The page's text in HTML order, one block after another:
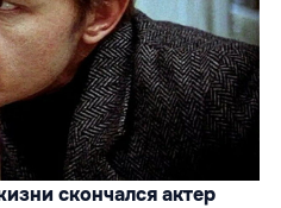
скончался актер